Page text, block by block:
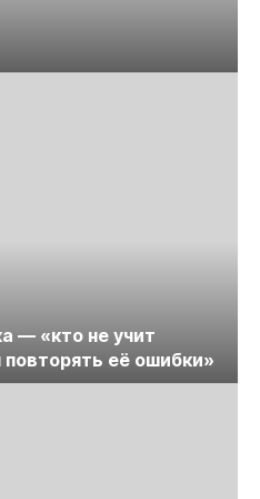
— «кто не учит
её ошибки»